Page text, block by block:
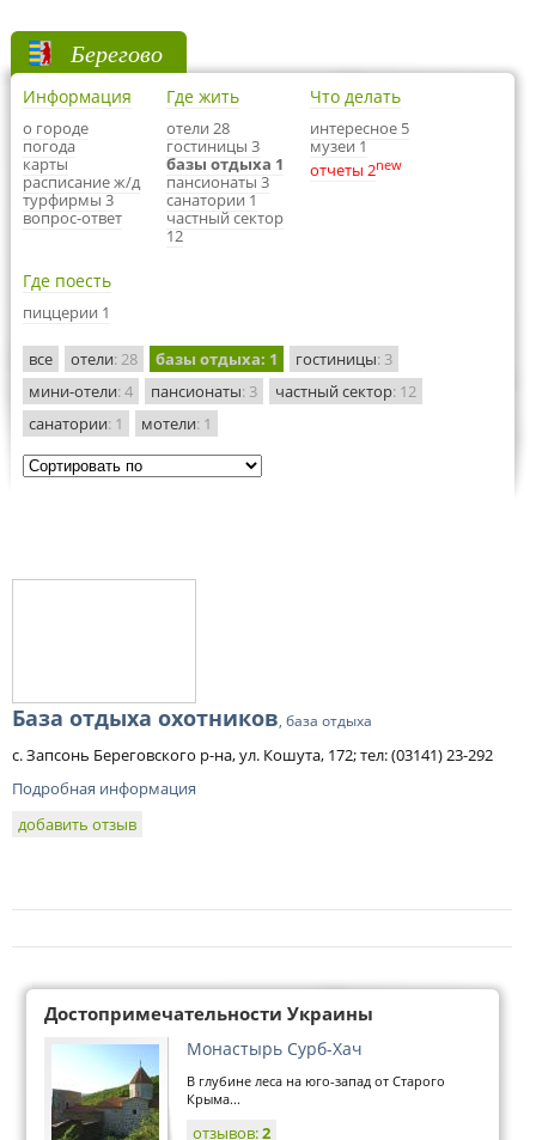
Берегово
Информация
о городе
погода
карты
расписание ж/д
турфирмы 3
вопрос-ответ
Где жить
отели 28
гостиницы 3
базы отдыха 1
пансионаты 3
санатории 1
частный сектор
12
Что делать
интересное 5
музеи 1
отчеты 2new
Где поесть
пиццерии 1
все отели: 28 базы отдыха: 1 гостиницы: 3
мини-отели: 4 пансионаты: 3 частный сектор: 12
санатории: 1 мотели: 1
База отдыха охотников, база отдыха
с. Запсонь Береговского р-на, ул. Кошута, 172; тел: (03141) 23-292
Подробная информация
добавить отзыв
Достопримечательности Украины
Монастырь Сурб-Хач
В глубине леса на юго-запад от Старого
Крыма...
отзывов:2